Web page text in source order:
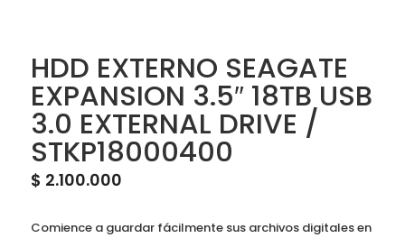
HDD EXTERNO SEAGATE
EXPANSION 3.5″ 18TB USB
3.0 EXTERNAL DRIVE /
STKP18000400
$ 2.100.000
Comience a guardar fácilmente sus archivos digitales en